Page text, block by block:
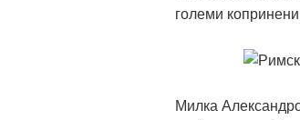
големи
Милка